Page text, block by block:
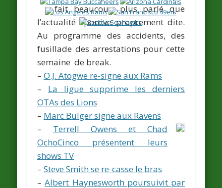
fait beaucoup plus parlé que
l’actualité sportive proprement dite.
Au programme des accidents, des
fusillade des arrestations pour cette
semaine de break.
–O.J. Atogwe re-signe aux Rams
– La ligue supprime les derniers
OTAs des Lions
– Marc Bulger signe aux Ravens
– Terrell Owens et Chad
OchoCinco présentent leurs
shows TV
–Steve Smith se re-casse le bras
–Albert Haynesworth poursuivit par